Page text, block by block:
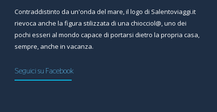
Contraddistinto da un'onda del mare, il logo di Salentoviaggi.it
rievoca anche la figura stilizzata di una chiocciol@, uno dei
pochi esseri al mondo capace di portarsi dietro la propria casa,
sempre, anche in vacanza.
Seguici su Facebook